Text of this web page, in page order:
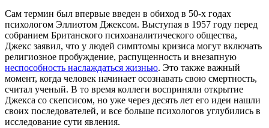
Сам термин был впервые введен в обиход в 50-х годах
психологом Эллиотом Джексом. Выступая в 1957 году перед
собранием Британского психоаналитического общества,
Джекс заявил, что у людей симптомы кризиса могут включать
религиозное пробуждение, распущенность и внезапную
неспособность наслаждаться жизнью. Это также важный
момент, когда человек начинает осознавать свою смертность,
считал ученый. В то время коллеги восприняли открытие
Джекса со скепсисом, но уже через десять лет его идеи нашли
своих последователей, и все больше психологов углубились в
исследование сути явления.